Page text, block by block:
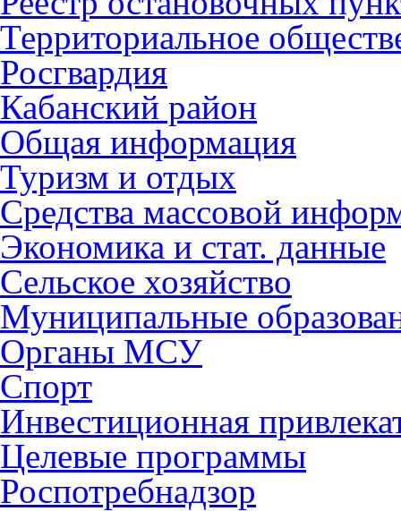
Территориальное
Росгвардия
Кабанский район
Общая информация
Туризм и отдых
Средства массовой
Экономика и стат. данные
Сельское хозяйство
Муниципальные
Органы МСУ
Спорт
Инвестиционная
Целевые программы
Роспотребнадзор